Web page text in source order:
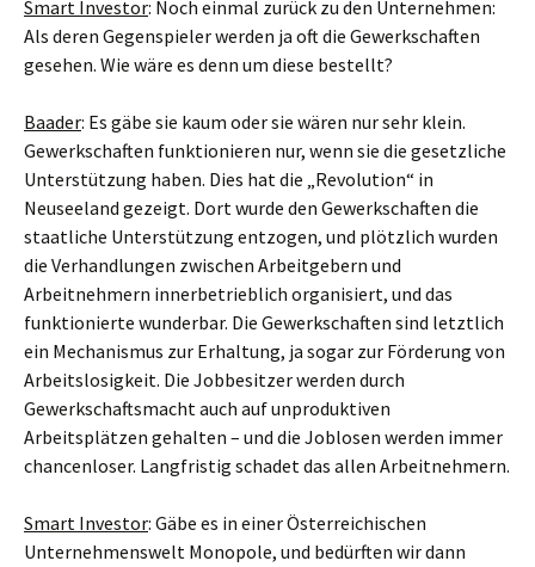
Smart Investor: Noch einmal zurück zu den Unternehmen:
Als deren Gegenspieler werden ja oft die Gewerkschaften
gesehen. Wie wäre es denn um diese bestellt?
Baader: Es gäbe sie kaum oder sie wären nur sehr klein.
Gewerkschaften funktionieren nur, wenn sie die gesetzliche
Unterstützung haben. Dies hat die „Revolution“ in
Neuseeland gezeigt. Dort wurde den Gewerkschaften die
staatliche Unterstützung entzogen, und plötzlich wurden
die Verhandlungen zwischen Arbeitgebern und
Arbeitnehmern innerbetrieblich organisiert, und das
funktionierte wunderbar. Die Gewerkschaften sind letztlich
ein Mechanismus zur Erhaltung, ja sogar zur Förderung von
Arbeitslosigkeit. Die Jobbesitzer werden durch
Gewerkschaftsmacht auch auf unproduktiven
Arbeitsplätzen gehalten – und die Joblosen werden immer
chancenloser. Langfristig schadet das allen Arbeitnehmern.
Smart Investor: Gäbe es in einer Österreichischen
Unternehmenswelt Monopole, und bedürften wir dann